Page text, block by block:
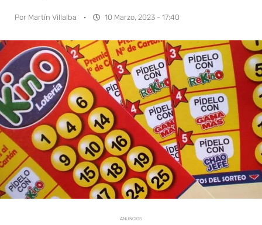
Por Martín Villalba · 10 Marzo, 2023 - 17:40
ANUNCIOS